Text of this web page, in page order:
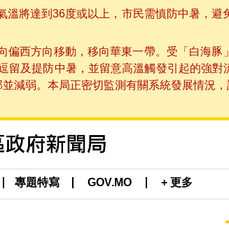
將達到36度或以上，市民需慎防中暑，
西方向移動，移向華東一帶。受「白海
及提防中暑，並留意高溫觸發引起的強對
減弱。本局正密切監測有關系統發展情況
專題特寫 GOV.MO + 更多